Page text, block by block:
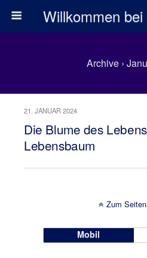
Archive ›
21. JANUAR 2024
Die Blume des
Lebensbaum
Zum
Mobil